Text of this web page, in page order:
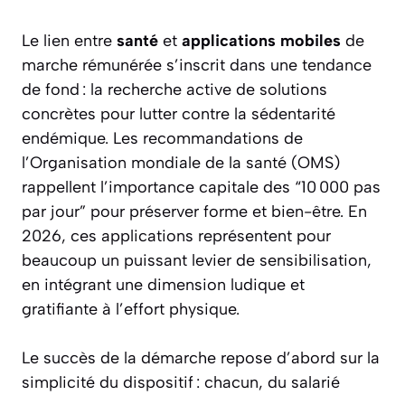
Le lien entre santé et applications mobiles de
marche rémunérée s’inscrit dans une tendance
de fond : la recherche active de solutions
concrètes pour lutter contre la sédentarité
endémique. Les recommandations de
l’Organisation mondiale de la santé (OMS)
rappellent l’importance capitale des “10 000 pas
par jour” pour préserver forme et bien-être. En
2026, ces applications représentent pour
beaucoup un puissant levier de sensibilisation,
en intégrant une dimension ludique et
gratifiante à l’effort physique.
Le succès de la démarche repose d’abord sur la
simplicité du dispositif : chacun, du salarié